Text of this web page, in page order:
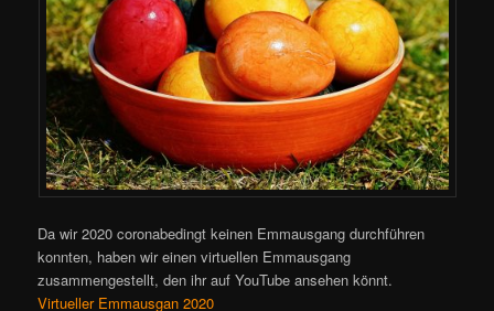
Da wir 2020 coronabedingt keinen Emmausgang durchführen
konnten, haben wir einen virtuellen Emmausgang
zusammengestellt, den ihr auf YouTube ansehen könnt.
Virtueller Emmausgan 2020